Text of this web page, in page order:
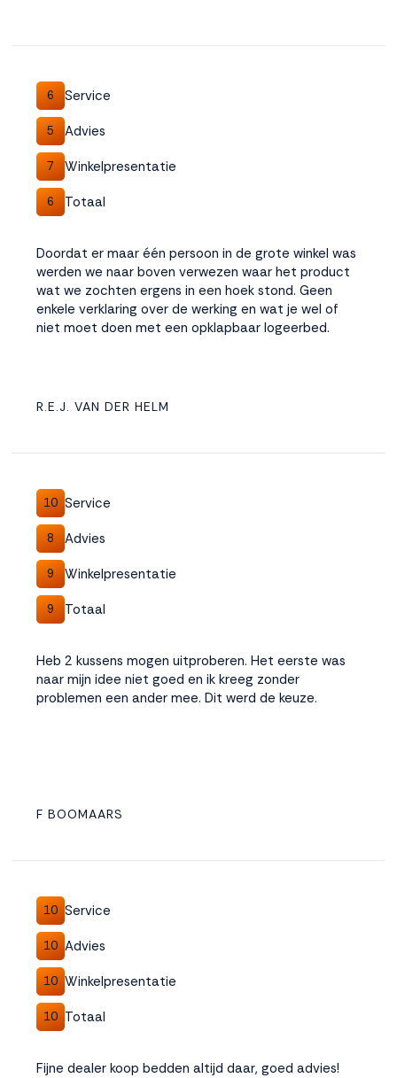
Weigeren
6 Service
5 Advies
7 Winkelpresentatie
6 Totaal
Doordat er maar één persoon in de grote winkel was
werden we naar boven verwezen waar het product
wat we zochten ergens in een hoek stond. Geen
enkele verklaring over de werking en wat je wel of
niet moet doen met een opklapbaar logeerbed.
R.E.J. VAN DER HELM
10 Service
8 Advies
9 Winkelpresentatie
9 Totaal
Heb 2 kussens mogen uitproberen. Het eerste was
naar mijn idee niet goed en ik kreeg zonder
problemen een ander mee. Dit werd de keuze.
F BOOMAARS
10 Service
10 Advies
10 Winkelpresentatie
10 Totaal
Fijne dealer koop bedden altijd daar, goed advies!